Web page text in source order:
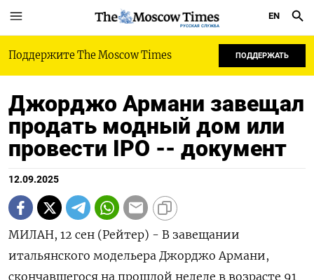
РУССКАЯ СЛУЖБА
EN
Поддержите The Moscow Times ПОДДЕРЖАТЬ
Джорджо Армани завещал
продать модный дом или
провести IPO -- документ
12.09.2025
МИЛАН, 12 сен (Рейтер) - В завещании
итальянского модельера Джорджо Армани,
скончавшегося на прошлой неделе в возрасте 91